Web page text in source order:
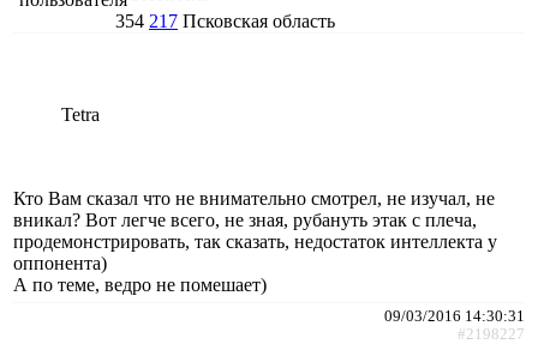
354 217 Псковская область
Tetra
Кто Вам сказал что не внимательно смотрел, не изучал, не
вникал? Вот легче всего, не зная, рубануть этак с плеча,
продемонстрировать, так сказать, недостаток интеллекта у
оппонента)
А по теме, ведро не помешает)
09/03/2016 14:30:31
#2198227